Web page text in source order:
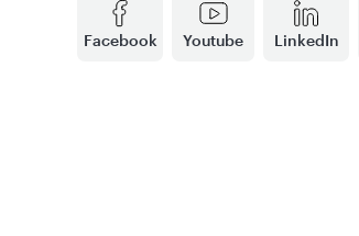
Facebook Youtube LinkedIn